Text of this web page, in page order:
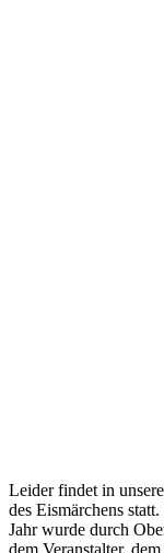
Leider findet in
des Eismärchens
Jahr wurde durch
dem Veranstalter,